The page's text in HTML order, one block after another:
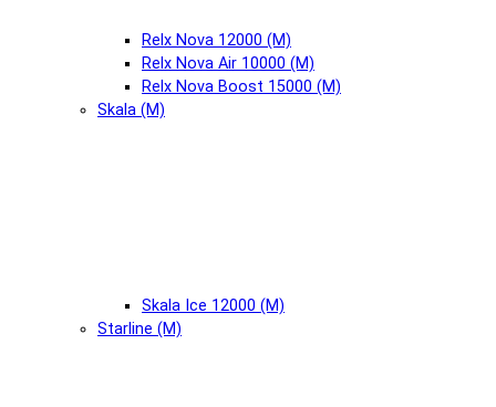
Relx Nova 12000 (М)
Relx Nova Air 10000 (М)
Relx Nova Boost 15000 (М)
Skala (М)
Skala Ice 12000 (М)
Starline (М)